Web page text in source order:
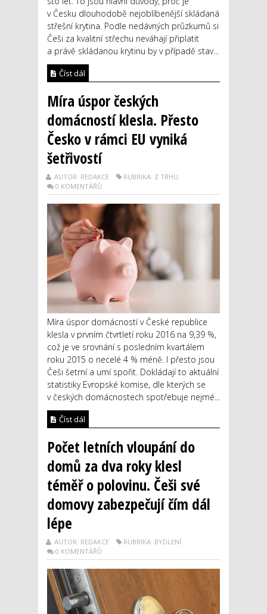
v Česku dlouhodobě nejoblíbenější skládaná
střešní krytina. Podle nedávných průzkumů si
Češi za kvalitní střechu neváhají připlatit
a právě skládanou krytinu by v případě stav...
Číst dál
Míra úspor českých
domácností klesla. Přesto
Česko v rámci EU vyniká
šetřivostí
AUTOR: REDAKCE
RUBRIKA: Z TRHU
0 KOMENTÁŘŮ
Míra úspor domácností v České republice
klesla v prvním čtvrtletí roku 2016 na 9,39 %,
což je ve srovnání s posledním kvartálem
roku 2015 o necelé 4 % méně. I přesto jsou
Češi šetrní a umí spořit. Dokládají to aktuální
statistiky Evropské komise, dle kterých se
v českých domácnostech spotřebuje nejmé...
Číst dál
Počet letních vloupání do
domů za dva roky klesl
téměř o polovinu. Češi své
domovy zabezpečují čím dál
lépe
AUTOR: REDAKCE
RUBRIKA: BYDLENÍ
0 KOMENTÁŘŮ